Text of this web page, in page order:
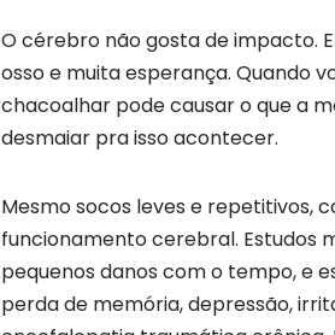
O cérebro não gosta de impacto.
osso e muita esperança. Quando
chacoalhar pode causar o que a
desmaiar pra isso acontecer.
Mesmo socos leves e repetitivos,
funcionamento cerebral. Estudos
pequenos danos com o tempo, e
perda de memória, depressão,